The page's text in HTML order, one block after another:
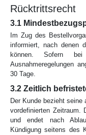
Rücktrittsrecht
3.1
Im Zug des
informiert, nach denen
können. Sofern
Ausnahmeregelungen
30 Tage.
3.2 Zeitlich
Der Kunde bezieht seine
vordefinierten Zeitraum.
und endet nach
Kündigung seitens des